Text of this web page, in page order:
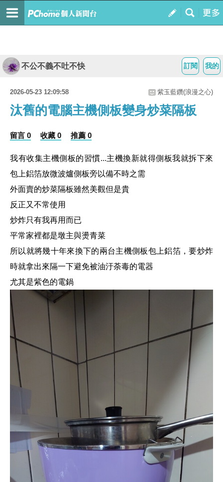
我的
訂閱
不公不義不吐不快
2026-05-23 12:09:58 紫玉藍鑽(浪漫之心)
汰舊的電腦主機側板變身炒菜隔板
留言 0 收藏 0 推薦 0
我有收集主機側板的習慣...主機換新就得側板我就拆下來
包上鋁箔放微波爐側板旁以備不時之需
外面賣的炒菜隔板雖然美觀但是貴
反正又不常使用
炒炸只有我再用而已
平常家裡都是墩主與燙青菜
所以就將幾十年來換下的兩台主機側板包上鋁箔，要炒炸
時就拿出來隔一下避免被油汙荼毒的電器
尤其是紫色的電鍋